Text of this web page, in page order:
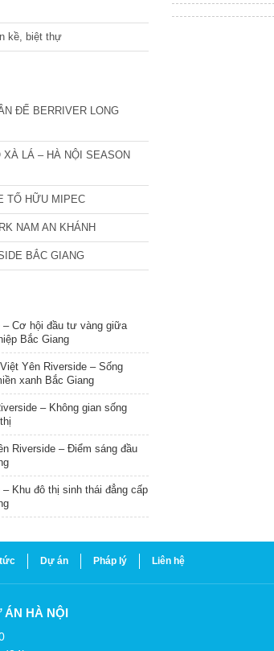
kề, biệt thự
ĐẾ BERRIVER LONG
XÀ LÁ – HÀ NỘI SEASON
TỐ HỮU MIPEC
NAM AN KHÁNH
BẮC GIANG
– Cơ hội đầu tư vàng giữa
Bắc Giang
Yên Riverside – Sống
xanh Bắc Giang
– Không gian sống
Riverside – Điểm sáng đầu
Khu đô thị sinh thái đẳng cấp
Dự án Pháp lý Liên hệ
ÁN HÀ NỘI